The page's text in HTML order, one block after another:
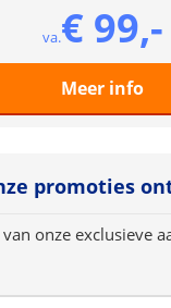
va.€ 99,-
Meer info
promoties
onze exclusieve